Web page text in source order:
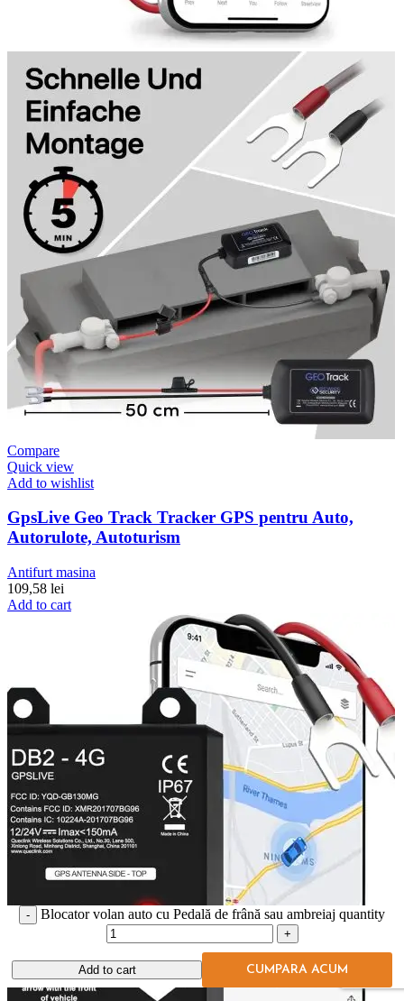
Blocator volan auto cu Pedală de frână sau ambreiaj quantity
Add to cart CUMPARA ACUM
Compare
Quick view
Add to wishlist
GpsLive Geo Track Tracker GPS pentru Auto,
Autorulote, Autoturism
Antifurt masina
109,58 lei
Add to cart